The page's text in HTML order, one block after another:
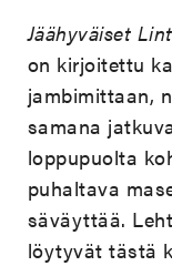
Jäähyväiset
on kirjoitettu
jambimittaan,
samana
loppupuolta
puhaltava
säväyttää.
löytyvät tästä